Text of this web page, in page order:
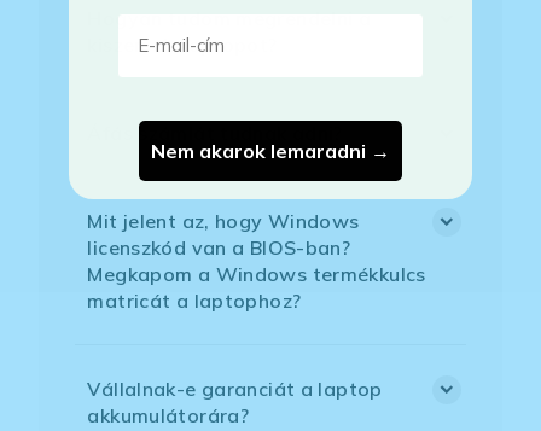
Hogyan tudom megrendelni a
kiszemelt laptopot?
Áfás számlát tudnak adni?
Mit jelent az, hogy Windows
licenszkód van a BIOS-ban?
Megkapom a Windows termékkulcs
matricát a laptophoz?
Vállalnak-e garanciát a laptop
akkumulátorára?
Nem akarok lemaradni →